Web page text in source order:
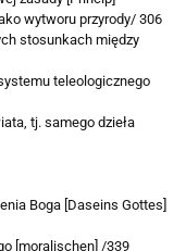
wytworu przyrody/ 306
stosunkach między
teleologicznego
tj. samego dzieła
Boga [Daseins Gottes]
[moralischen] /339